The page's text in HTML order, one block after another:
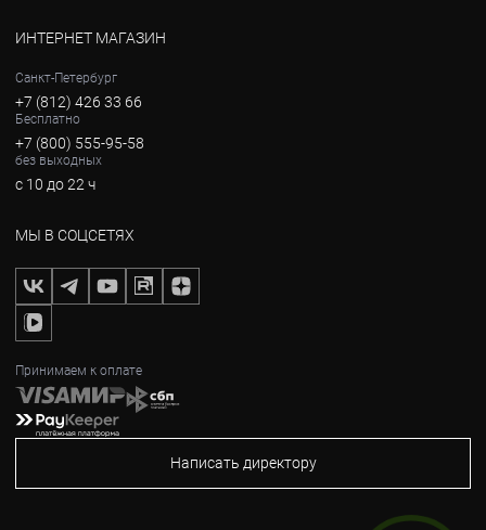
ИНТЕРНЕТ МАГАЗИН
Санкт-Петербург
+7 (812) 426 33 66
Бесплатно
+7 (800) 555-95-58
без выходных
с 10 до 22 ч
МЫ В СОЦСЕТЯХ
Принимаем к оплате
Написать директору